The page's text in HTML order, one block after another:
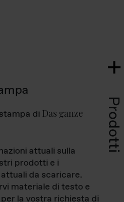
Prodotti
di Das ganze
attuali sulla
prodotti e i
da scaricare.
materiale di testo e
la vostra richiesta di